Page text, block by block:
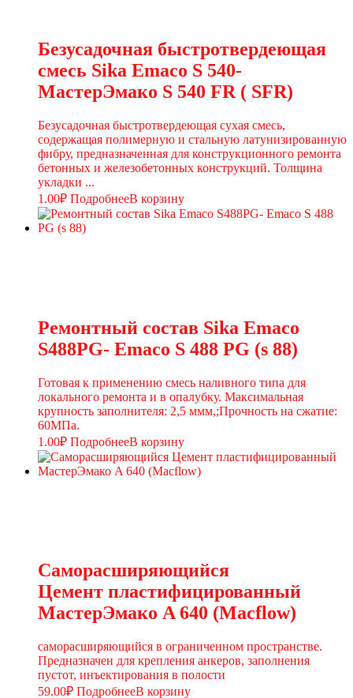
Безусадочная быстротвердеющая
смесь Sika Emaco S 540-
МастерЭмако S 540 FR ( SFR)
Безусадочная быстротвердеющая сухая смесь,
содержащая полимерную и стальную латунизированную
фибру, предназначенная для конструкционного ремонта
бетонных и железобетонных конструкций. Толщина
укладки ...
1.00₽ ПодробнееВ корзину
Ремонтный состав Sika Emaco
S488PG- Emaco S 488 PG (s 88)
Готовая к применению смесь наливного типа для
локального ремонта и в опалубку. Максимальная
крупность заполнителя: 2,5 ммм,;Прочность на сжатие:
60МПа.
1.00₽ ПодробнееВ корзину
Саморасширяющийся
Цемент пластифицированный
МастерЭмако A 640 (Macflow)
саморасширяющийся в ограниченном пространстве.
Предназначен для крепления анкеров, заполнения
пустот, инъектирования в полости
59.00₽ ПодробнееВ корзину